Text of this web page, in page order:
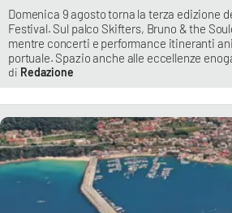
Domenica 9 agosto torna la terza edizione
Festival. Sul palco Skifters, Bruno & the
mentre concerti e performance itineranti
portuale. Spazio anche alle eccellenze
Redazione